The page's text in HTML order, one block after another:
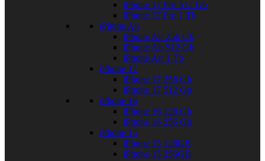
iPhone 17 Pro 512 Gb
iPhone 17 Pro 1 Tb
iPhone Air
iPhone Air 256 Gb
iPhone Air 512 Gb
iPhone Air 1 Tb
iPhone 17
iPhone 17 256 Gb
iPhone 17 512 Gb
iPhone 16
iPhone 16 128 Gb
iPhone 16 256 Gb
iPhone 15
iPhone 15 128GB
iPhone 15 256GB